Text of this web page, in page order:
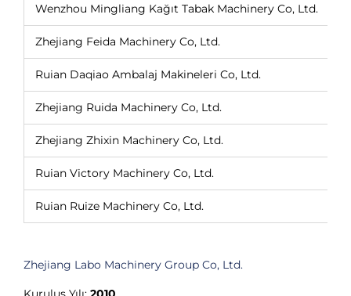
Wenzhou Mingliang Kağıt Tabak Machinery Co, Ltd.
Zhejiang Feida Machinery Co, Ltd.
Ruian Daqiao Ambalaj Makineleri Co, Ltd.
Zhejiang Ruida Machinery Co, Ltd.
Zhejiang Zhixin Machinery Co, Ltd.
Ruian Victory Machinery Co, Ltd.
Ruian Ruize Machinery Co, Ltd.
Zhejiang Labo Machinery Group Co, Ltd.